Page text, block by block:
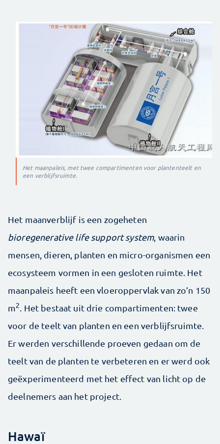
Het maanpaleis, met twee compartimenten voor plantenteelt en
een verblijfsruimte.
Het maanverblijf is een zogeheten
bioregenerative life support system, waarin
mensen, dieren, planten en micro-organismen een
ecosysteem vormen in een gesloten ruimte. Het
maanpaleis heeft een vloeroppervlak van zo’n 150
m2
. Het bestaat uit drie compartimenten: twee
voor de teelt van planten en een verblijfsruimte.
Er werden verschillende proeven gedaan om de
teelt van de planten te verbeteren en er werd ook
geëxperimenteerd met het effect van licht op de
deelnemers aan het project.
Hawaï